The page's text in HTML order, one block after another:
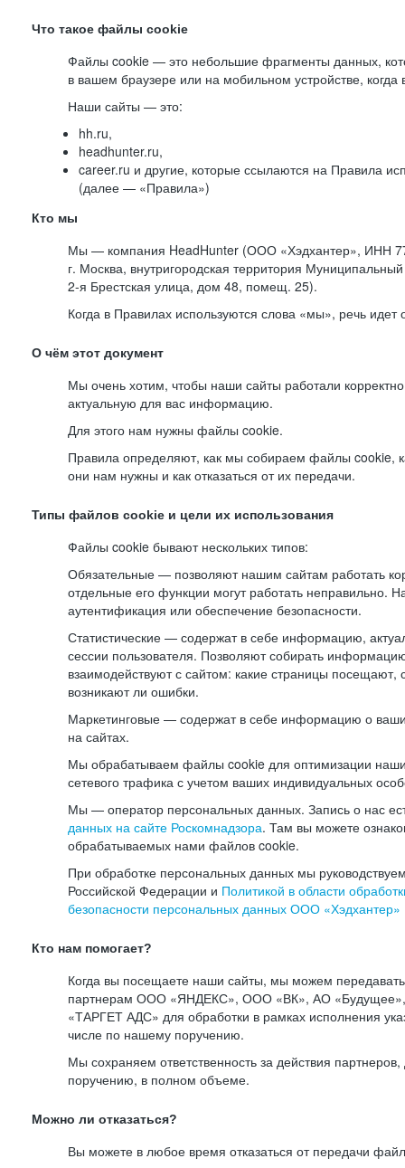
Что такое файлы cookie
Файлы cookie — это небольшие фрагменты данных,
в вашем браузере или на мобильном устройстве,
Наши сайты — это:
hh.ru,
headhunter.ru,
career.ru и другие, которые ссылаются на Правила
(далее — «Правила»)
Кто мы
Мы — компания HeadHunter (ООО «Хэдхантер», ИНН
г. Москва, внутригородская территория Муниципальный
2-я Брестская улица, дом 48, помещ. 25).
Когда в Правилах используются слова «мы», речь
О чём этот документ
Мы очень хотим, чтобы наши сайты работали
актуальную для вас информацию.
Для этого нам нужны файлы cookie.
Правила определяют, как мы собираем файлы cookie,
они нам нужны и как отказаться от их передачи.
Типы файлов cookie и цели их использования
Файлы cookie бывают нескольких типов:
Обязательные — позволяют нашим сайтам работать
отдельные его функции могут работать неправильно.
аутентификация или обеспечение безопасности.
Статистические — содержат в себе информацию,
сессии пользователя. Позволяют собирать
взаимодействуют с сайтом: какие страницы посещают,
возникают ли ошибки.
Маркетинговые — содержат в себе информацию о
на сайтах.
Мы обрабатываем файлы cookie для оптимизации
сетевого трафика с учетом ваших индивидуальных
Мы — оператор персональных данных. Запись о нас
данных на сайте Роскомнадзора. Там вы можете
обрабатываемых нами файлов cookie.
При обработке персональных данных мы
Российской Федерации и Политикой в области
безопасности персональных данных ООО «Хэдхантер»
Кто нам помогает?
Когда вы посещаете наши сайты, мы можем
партнерам ООО «ЯНДЕКС», ООО «ВК», АО
«ТАРГЕТ АДС» для обработки в рамках исполнения
числе по нашему поручению.
Мы сохраняем ответственность за действия
поручению, в полном объеме.
Можно ли отказаться?
Вы можете в любое время отказаться от передачи